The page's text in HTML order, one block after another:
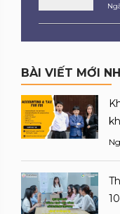
BÀI VIẾT MỚI